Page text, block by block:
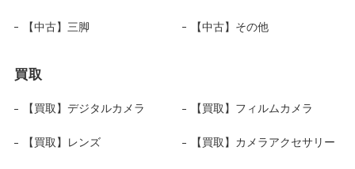
【中古】三脚 【中古】その他
買取
【買取】デジタルカメラ 【買取】フィルムカメラ
【買取】レンズ 【買取】カメラアクセサリー